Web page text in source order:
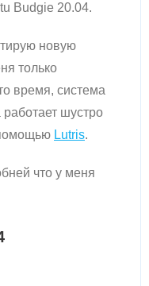
Budgie 20.04.
новую
только
время, система
шустро
Lutris.
что у меня